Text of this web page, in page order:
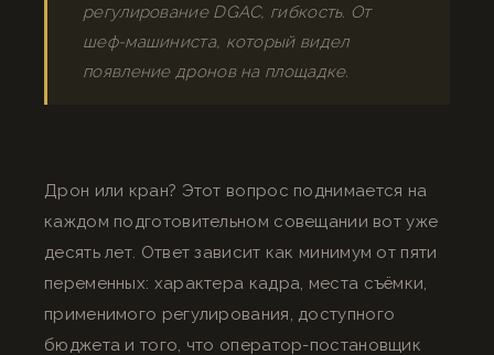
регулирование DGAC, гибкость. От
шеф-машиниста, который видел
появление дронов на площадке.
Дрон или кран? Этот вопрос поднимается на
каждом подготовительном совещании вот уже
десять лет. Ответ зависит как минимум от пяти
переменных: характера кадра, места съёмки,
применимого регулирования, доступного
бюджета и того, что оператор-постановщик